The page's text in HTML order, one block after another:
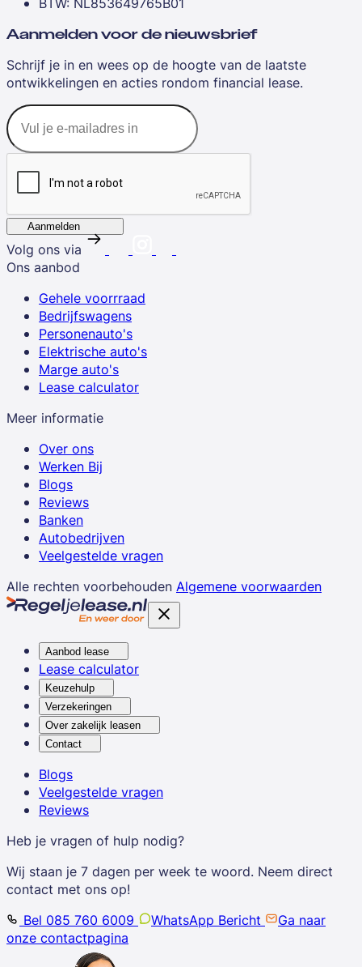
Aanmelden voor de nieuwsbrief
Schrijf je in en wees op de hoogte van de laatste
ontwikkelingen en acties rondom financial lease.
Aanmelden
Volg ons via
Ons aanbod
Gehele voorrraad
Bedrijfswagens
Personenauto's
Elektrische auto's
Marge auto's
Lease calculator
Meer informatie
Over ons
Werken Bij
Blogs
Reviews
Banken
Autobedrijven
Veelgestelde vragen
Alle rechten voorbehouden Algemene voorwaarden
Aanbod lease
Lease calculator
Keuzehulp
Verzekeringen
Over zakelijk leasen
Contact
Blogs
Veelgestelde vragen
Reviews
Heb je vragen of hulp nodig?
Wij staan je 7 dagen per week te woord. Neem direct
contact met ons op!
Bel 085 760 6009
WhatsApp Bericht
Ga naar
onze contactpagina